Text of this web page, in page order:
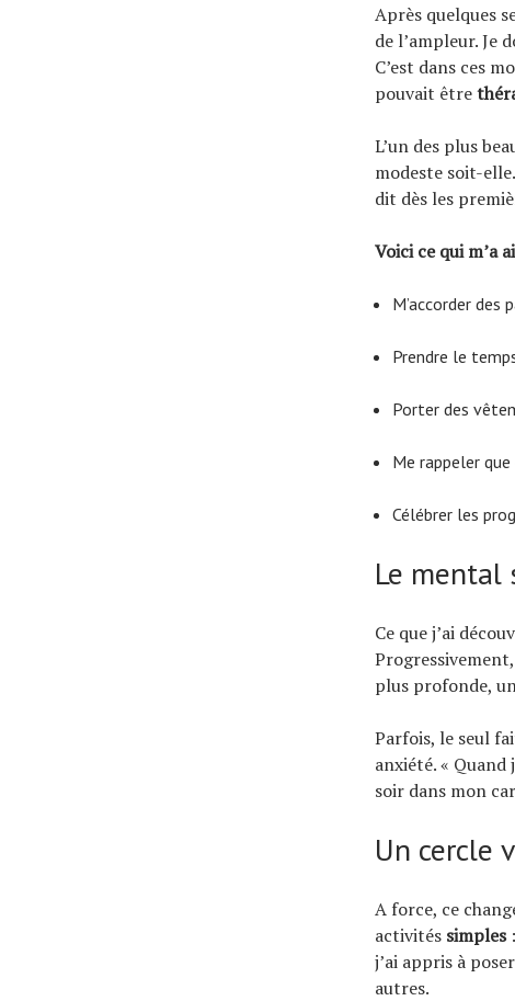
Après quelques
de l’ampleur. Je
C’est dans ces
pouvait être
L’un des plus
modeste soit-
dit dès les
Voici ce qui m’a
M’accorder des
Prendre le
Porter des
Me rappeler
Célébrer les
Le mental
Ce que j’ai
plus profonde,
Parfois, le seul
anxiété. «
soir dans mon
Un cercle
A force, ce
activités simples
j’ai appris à
autres.